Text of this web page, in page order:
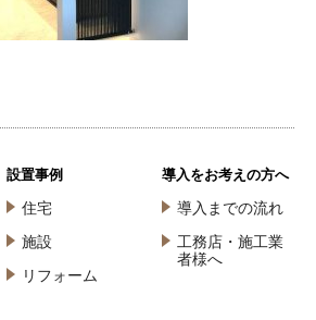
設置事例
住宅
施設
リフォーム
導入をお考えの方へ
導入までの流れ
工務店・施工業
者様へ